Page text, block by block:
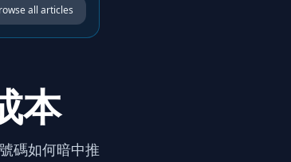
all articles
本
碼如何暗中推